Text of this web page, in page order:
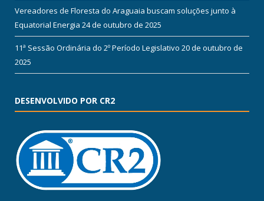
Vereadores de Floresta do Araguaia buscam soluções junto à
Equatorial Energia 24 de outubro de 2025
11ª Sessão Ordinária do 2º Período Legislativo 20 de outubro de
2025
DESENVOLVIDO POR CR2